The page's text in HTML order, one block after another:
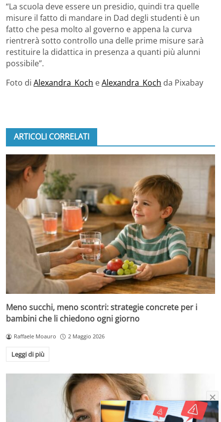
“La scuola deve essere un presidio, quindi tra quelle
misure il fatto di mandare in Dad degli studenti è un
fatto che pesa molto al governo e appena la curva
rientrerà sotto controllo una delle prime misure sarà
restituire la didattica in presenza a quanti più alunni
possibile”.
Foto di Alexandra_Koch eAlexandra_Koch da Pixabay
ARTICOLI CORRELATI
Meno succhi, meno scontri: strategie concrete per i
bambini che li chiedono ogni giorno
Raffaele Moauro 2 Maggio 2026
Leggi di più